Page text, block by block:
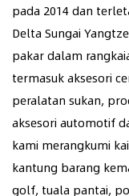
pada 2014 dan
Delta Sungai
pakar dalam
termasuk aksesori
peralatan sukan,
aksesori automotif
kami merangkumi
kantung barang
golf, tuala pantai,